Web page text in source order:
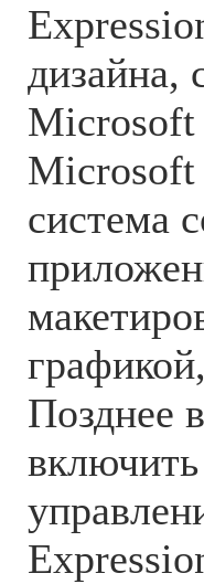
дизайна,
Microsoft
Microsoft
система
Позднее